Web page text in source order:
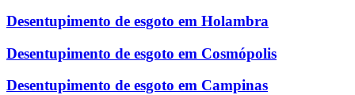
Desentupimento de esgoto em Holambra
Desentupimento de esgoto em Cosmópolis
Desentupimento de esgoto em Campinas